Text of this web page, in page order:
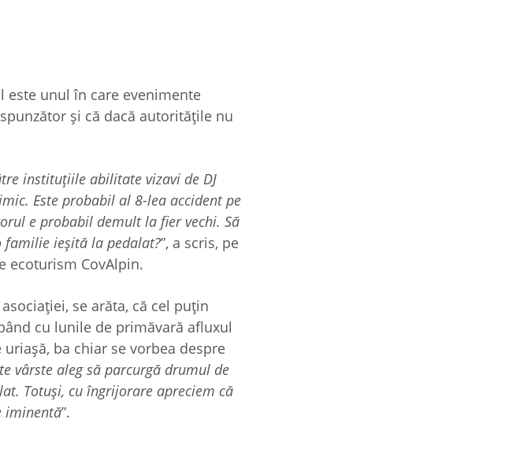
este unul în care evenimente
și că dacă autoritățile nu
instituțiile abilitate vizavi de DJ
Este probabil al 8-lea accident pe
e probabil demult la fier vechi. Să
familie ieșită la pedalat?”, a scris, pe
ecoturism CovAlpin.
se arăta, că cel puțin
cu lunile de primăvară afluxul
ba chiar se vorbea despre
vârste aleg să parcurgă drumul de
Totuși, cu îngrijorare apreciem că
iminentă”.